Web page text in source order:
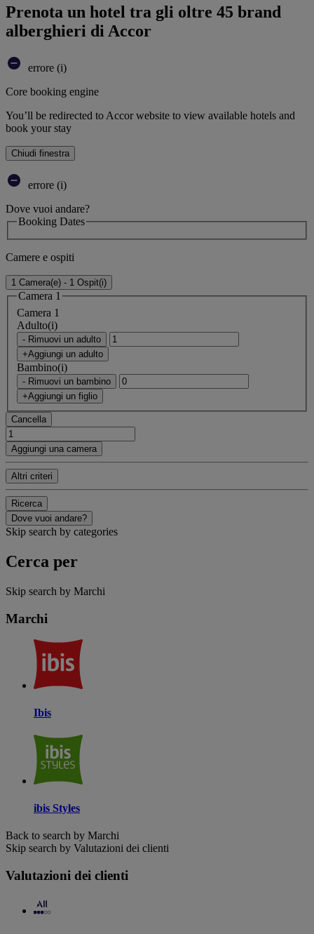
Prenota un hotel tra gli oltre 45 brand
alberghieri di Accor
errore (i)
Core booking engine
You’ll be redirected to Accor website to view available hotels and
book your stay
Chiudi finestra
errore (i)
Dove vuoi andare?
Booking Dates
Camere e ospiti
1 Camera(e) - 1 Ospit(i)
Camera 1
Camera 1
Adulto(i)
- Rimuovi un adulto
+Aggiungi un adulto
Bambino(i)
- Rimuovi un bambino
+Aggiungi un figlio
Cancella
Aggiungi una camera
Altri criteri
Ricerca
Dove vuoi andare?
Skip search by categories
Cerca per
Skip search by Marchi
Marchi
Ibis
ibis Styles
Back to search by Marchi
Skip search by Valutazioni dei clienti
Valutazioni dei clienti